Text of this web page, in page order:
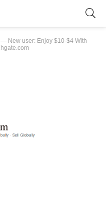
New user: Enjoy $10-$4 With